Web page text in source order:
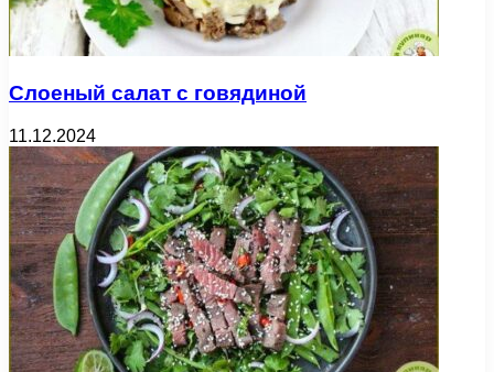
Слоеный салат с говядиной
11.12.2024